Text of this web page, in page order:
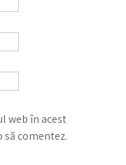
web în acest
comentez.